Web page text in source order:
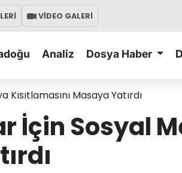
VİDEO GALERİ
Analiz Dosya Haber
Masaya Yatırdı
İçin Sosyal